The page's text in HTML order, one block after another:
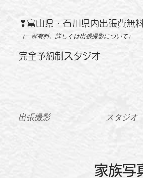
（一部有料。詳しくは出張撮影について）
完全予約制スタジオ
出張撮影 スタジオ
家族写